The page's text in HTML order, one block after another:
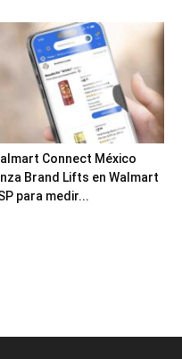
Connect México
Brand Lifts en Walmart
para medir...